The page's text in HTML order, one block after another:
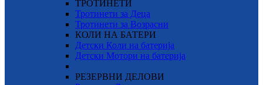
ТРОТИНЕТИ
Тротинети за Деца
Тротинети за Возрасни
КОЛИ НА БАТЕРИ
Детски Коли на батерија
Детски Мотори на батерија
РЕЗЕРВНИ ДЕЛОВИ